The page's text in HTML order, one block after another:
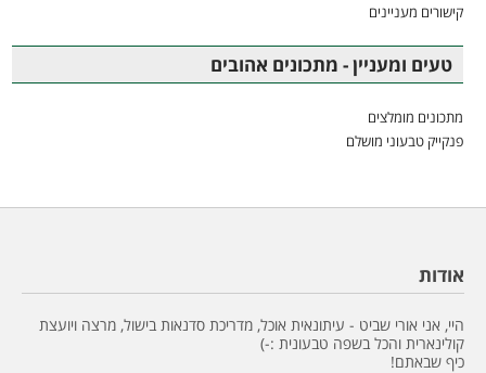
קישורים מעניינים
טעים ומעניין - מתכונים אהובים
מתכונים מומלצים
פנקייק טבעוני מושלם
אודות
היי, אני אורי שביט - עיתונאית אוכל, מדריכת סדנאות בישול, מרצה ויועצת
קולינארית והכל בשפה טבעונית :-)
כיף שבאתם!